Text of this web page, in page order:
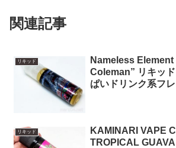
関連記事
リキッド
Nameless
Coleman” リキッ
ぱいドリンク系フ
リキッド
KAMINARI VAPE
TROPICAL